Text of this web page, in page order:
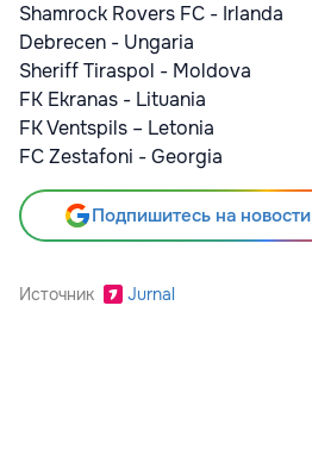
Shamrock Rovers FC - Irlanda
Debrecen - Ungaria
Sheriff Tiraspol - Moldova
FK Ekranas - Lituania
FK Ventspils – Letonia
FC Zestafoni - Georgia
Подпишитесь на
Источник Jurnal